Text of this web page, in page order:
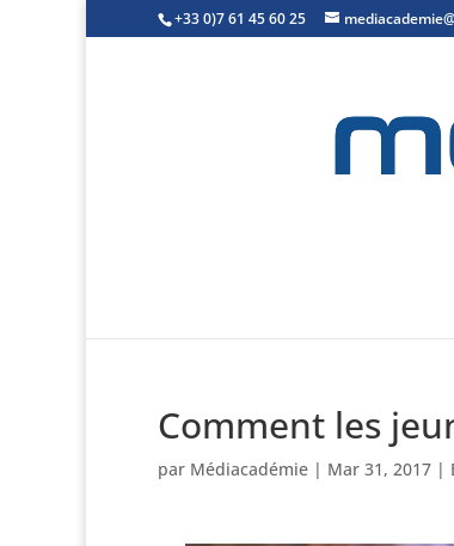
+33 0)7 61 45 60 25
Comment les
par Médiacadémie | Mar 31, 2017 |